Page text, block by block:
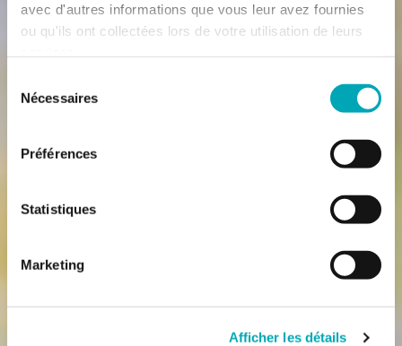
avec d'autres informations que vous leur avez fournies
ou qu'ils ont collectées lors de votre utilisation de leurs
Nécessaires
Préférences
Statistiques
Marketing
Afficher les détails